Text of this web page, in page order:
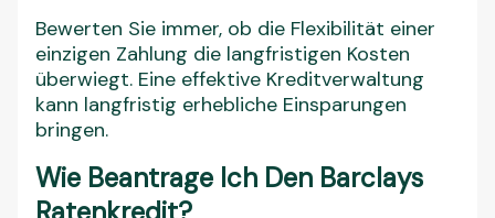
Bewerten Sie immer, ob die Flexibilität einer
einzigen Zahlung die langfristigen Kosten
überwiegt. Eine effektive Kreditverwaltung
kann langfristig erhebliche Einsparungen
bringen.
Wie Beantrage Ich Den Barclays